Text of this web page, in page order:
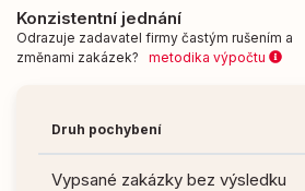
Konzistentní jednání
Odrazuje zadavatel firmy častým rušením a
změnami zakázek? metodika výpočtu
Druh pochybení
Vypsané zakázky bez výsledku